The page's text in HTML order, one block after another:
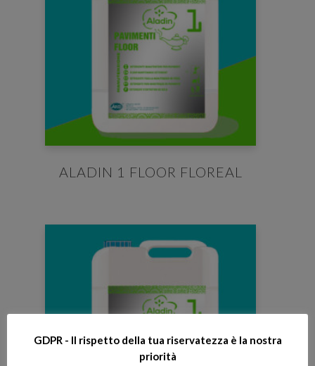
ALADIN 1 FLOOR FLOREAL
GDPR - Il rispetto della tua riservatezza è la nostra
priorità